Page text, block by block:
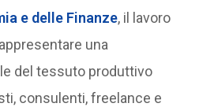
e delle Finanze, il lavoro
una
del tessuto produttivo
consulenti, freelance e